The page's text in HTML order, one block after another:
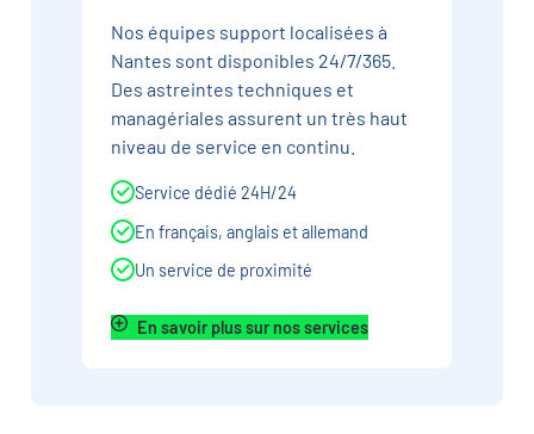
Nos équipes support localisées à
Nantes sont disponibles 24/7/365.
Des astreintes techniques et
managériales assurent un très haut
niveau de service en continu.
Service dédié 24H/24
En français, anglais et allemand
Un service de proximité
En savoir plus sur nos services